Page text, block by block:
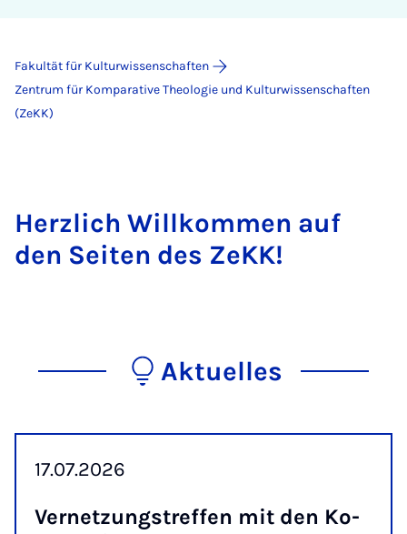
Fakultät für Kulturwissenschaften
Zentrum für Komparative Theologie und Kulturwissenschaften
(ZeKK)
Herzlich Willkommen auf
den Seiten des ZeKK!
Aktuelles
17.07.2026
Ver­net­zungs­tref­fen mit den Ko­